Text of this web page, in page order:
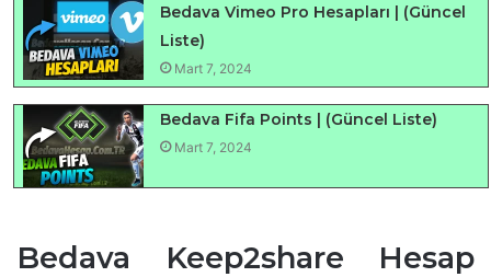
Bedava Vimeo Pro Hesapları | (Güncel
Liste)
Mart 7, 2024
Bedava Fifa Points | (Güncel Liste)
Mart 7, 2024
Bedava Keep2share Hesap